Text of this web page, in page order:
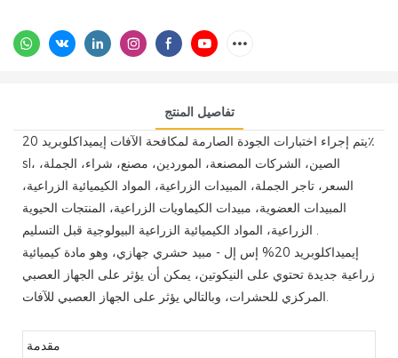
تفاصيل المنتج
يتم إجراء اختبارات الجودة الصارمة لمكافحة الآفات إيميداكلوبريد 20٪
sl، الصين، الشركات المصنعة، الموردين، مصنع، شراء، الجملة،
السعر، تاجر الجملة، المبيدات الزراعية، المواد الكيميائية الزراعية،
المبيدات العضوية، مبيدات الكيماويات الزراعية، المنتجات الحيوية
الزراعية، المواد الكيميائية الزراعية البيولوجية قبل التسليم .
إيميداكلوبريد 20% إس إل - مبيد حشري جهازي، وهو مادة كيميائية
زراعية جديدة تحتوي على النيكوتين، يمكن أن يؤثر على الجهاز العصبي
المركزي للحشرات، وبالتالي يؤثر على الجهاز العصبي للآفات.
مقدمة